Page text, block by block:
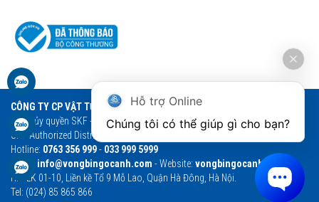
CÔNG TY CP VẬT TƯ THƯƠNG MẠI NGỌC ANH
Đại lý ủy quyền SKF - Vòng bi Ngọc Anh - Vòng bi SKF chính hãng
SKF Authorized Distributor
Hotline: 0763 356 999- 033 999 5999
Email: info@vongbingocanh.com - Website: vongbingocanh.com
HN: LK 01-10, Liền kề Tổ 9 Mỗ Lao, Quận Hà Đông, Hà Nội.
Tel: (024) 85 865 866
Hỗ trợ Online
Chúng tôi có thể giúp gì cho bạn?